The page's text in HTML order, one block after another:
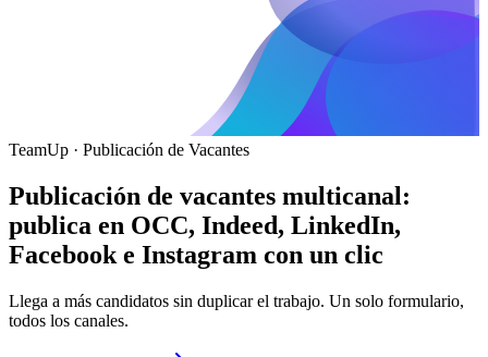
TeamUp · Publicación de Vacantes
Publicación de vacantes multicanal:
publica en OCC, Indeed, LinkedIn,
Facebook e Instagram con un clic
Llega a más candidatos sin duplicar el trabajo. Un solo formulario,
todos los canales.